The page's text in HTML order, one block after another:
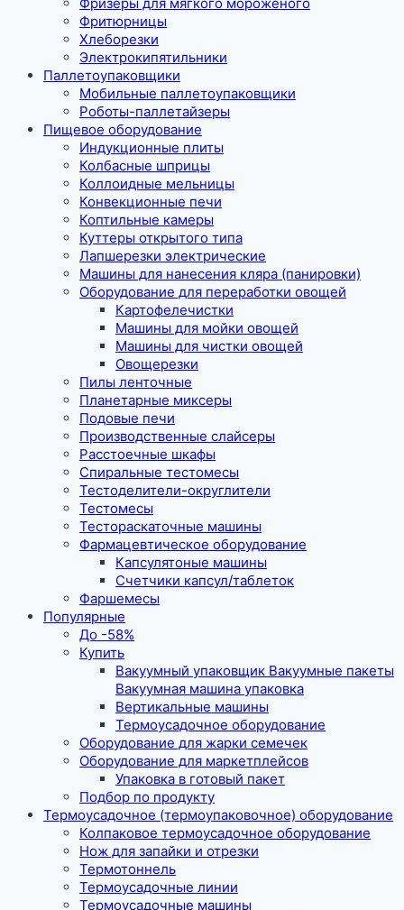
Фризеры для мягкого мороженого
Фритюрницы
Хлеборезки
Электрокипятильники
Паллетоупаковщики
Мобильные паллетоупаковщики
Роботы-паллетайзеры
Пищевое оборудование
Индукционные плиты
Колбасные шприцы
Коллоидные мельницы
Конвекционные печи
Коптильные камеры
Куттеры открытого типа
Лапшерезки электрические
Машины для нанесения кляра (панировки)
Оборудование для переработки овощей
Картофелечистки
Машины для мойки овощей
Машины для чистки овощей
Овощерезки
Пилы ленточные
Планетарные миксеры
Подовые печи
Производственные слайсеры
Расстоечные шкафы
Спиральные тестомесы
Тестоделители-округлители
Тестомесы
Тестораскаточные машины
Фармацевтическое оборудование
Капсулятоные машины
Счетчики капсул/таблеток
Фаршемесы
Популярные
До -58%
Купить
Вакуумный упаковщик Вакуумные пакеты
Вакуумная машина упаковка
Вертикальные машины
Термоусадочное оборудование
Оборудование для жарки семечек
Оборудование для маркетплейсов
Упаковка в готовый пакет
Подбор по продукту
Термоусадочное (термоупаковочное) оборудование
Колпаковое термоусадочное оборудование
Нож для запайки и отрезки
Термотоннель
Термоусадочные линии
Термоусадочные машины